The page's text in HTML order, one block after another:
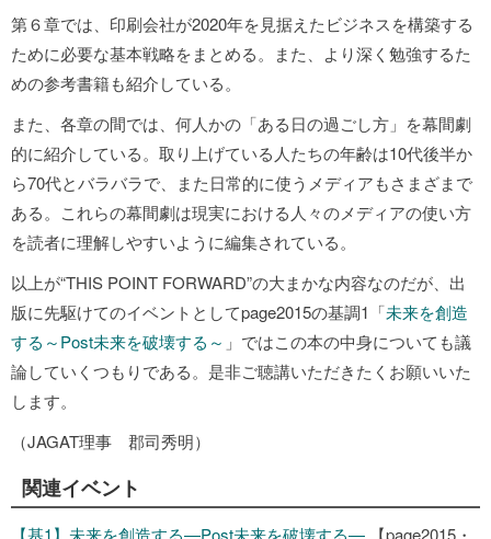
第６章では、印刷会社が2020年を見据えたビジネスを構築する
ために必要な基本戦略をまとめる。また、より深く勉強するた
めの参考書籍も紹介している。
また、各章の間では、何人かの「ある日の過ごし方」を幕間劇
的に紹介している。取り上げている人たちの年齢は10代後半か
ら70代とバラバラで、また日常的に使うメディアもさまざまで
ある。これらの幕間劇は現実における人々のメディアの使い方
を読者に理解しやすいように編集されている。
以上が“THIS POINT FORWARD”の大まかな内容なのだが、出
版に先駆けてのイベントとしてpage2015の基調1「未来を創造
する～Post未来を破壊する～ 」ではこの本の中身についても議
論していくつもりである。是非ご聴講いただきたくお願いいた
します。
（JAGAT理事 郡司秀明）
関連イベント
【基1】未来を創造する—Post未来を破壊する— 【page2015・